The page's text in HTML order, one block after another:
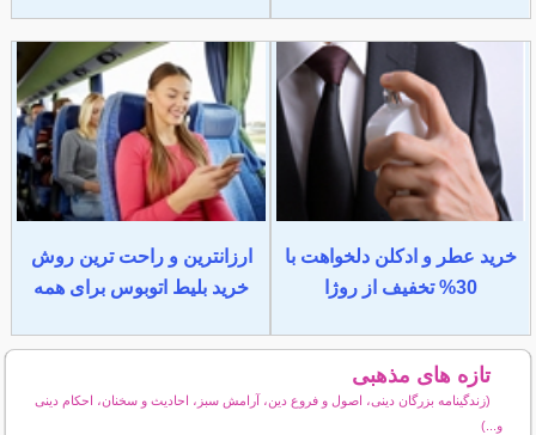
خرید عطر و ادکلن دلخواهت با
30% تخفیف از روژا
ارزانترین و راحت ترین روش
خرید بلیط اتوبوس برای همه
تازه های مذهبی
(زندگینامه بزرگان دینی، اصول و فروع دین، آرامش سبز، احادیث و سخنان، احکام دینی
و...)